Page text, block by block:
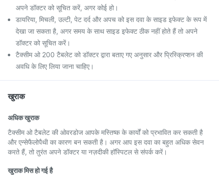
अपने डॉक्टर को सूचित करें, अगर कोई हो।
डायरिया, मिचली, उल्टी, पेट दर्द और अपच को इस दवा के साइड इफेक्ट के रूप में
देखा जा सकता है, अगर समय के साथ साइड इफेक्ट ठीक नहीं होते हैं तो अपने
डॉक्टर को सूचित करें।
टैक्सीम ओ 200 टैबलेट को डॉक्टर द्वारा बताए गए अनुसार और प्रिस्क्रिप्शन की
अवधि के लिए लिया जाना चाहिए।
खुराक
अधिक खुराक
टैक्सीम ओ टैबलेट की ओवरडोज आपके मस्तिष्क के कार्यों को प्रभावित कर सकती है
और एन्सेफैलोपैथी का कारण बन सकती है। अगर आप इस दवा का बहुत अधिक सेवन
करते हैं, तो तुरंत अपने डॉक्टर या नज़दीकी हॉस्पिटल से संपर्क करें।
खुराक मिस हो गई है